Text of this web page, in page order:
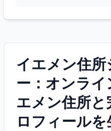
イエメン住所
ー：オンライ
エメン住所
ロフィール